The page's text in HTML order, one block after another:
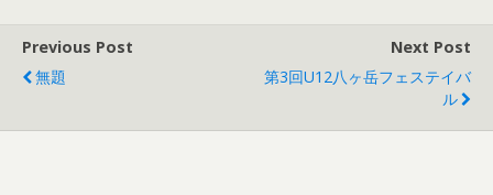
Previous Post
無題
Next Post
第3回U12八ヶ岳フェステイバ
ル